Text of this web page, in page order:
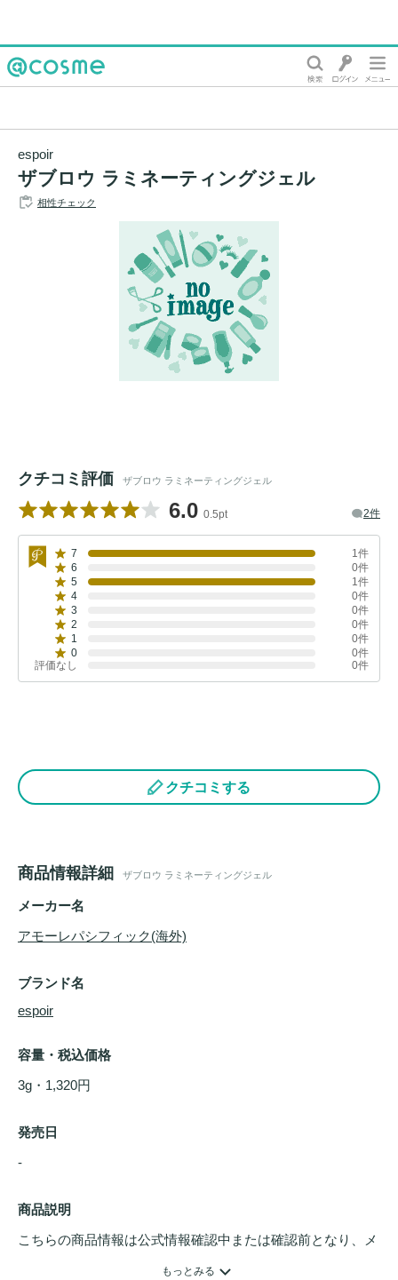
espoir
ザブロウ ラミネーティングジェル
相性チェック
クチコミ評価 ザブロウ ラミネーティングジェル
6.0 0.5pt 2件
7
1件
6
0件
5
1件
4
0件
3
0件
2
0件
1
0件
0
0件
評価なし
0件
クチコミする
商品情報詳細 ザブロウ ラミネーティングジェル
メーカー名
アモーレパシフィック(海外)
ブランド名
espoir
容量・税込価格
3g・1,320円
発売日
-
商品説明
こちらの商品情報は公式情報確認中または確認前となり、メ
もっとみる